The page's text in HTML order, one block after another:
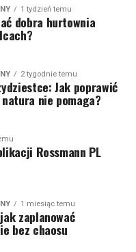
1 tydzień temu
dobra hurtownia
2 tygodnie temu
Jak poprawić
nie pomaga?
Rossmann PL
1 miesiąc temu
zaplanować
bez chaosu